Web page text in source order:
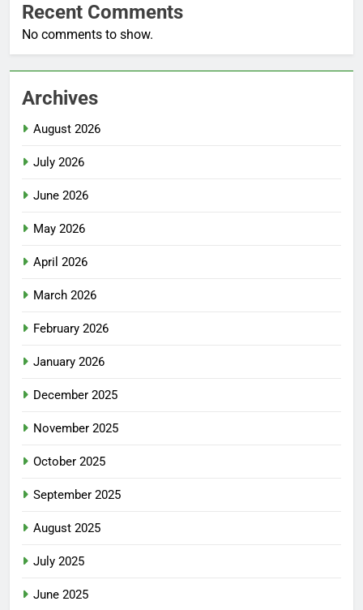
Recent Comments
No comments to show.
Archives
August 2026
July 2026
June 2026
May 2026
April 2026
March 2026
February 2026
January 2026
December 2025
November 2025
October 2025
September 2025
August 2025
July 2025
June 2025